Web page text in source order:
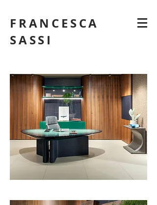
FRANCESCA
SASSI